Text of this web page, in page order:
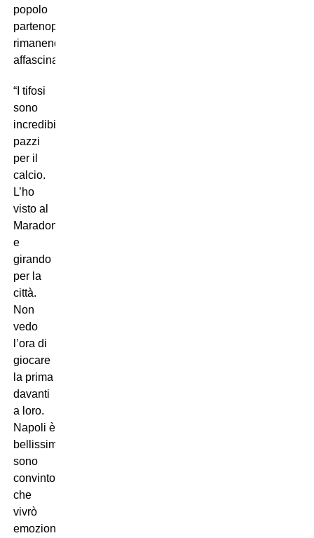
popolo
partenopeo,
rimanendone
affascinato:
“I tifosi
sono
incredibili,
pazzi
per il
calcio.
L’ho
visto al
Maradona
e
girando
per la
città.
Non
vedo
l’ora di
giocare
la prima
davanti
a loro.
Napoli è
bellissima,
sono
convinto
che
vivrò
emozioni